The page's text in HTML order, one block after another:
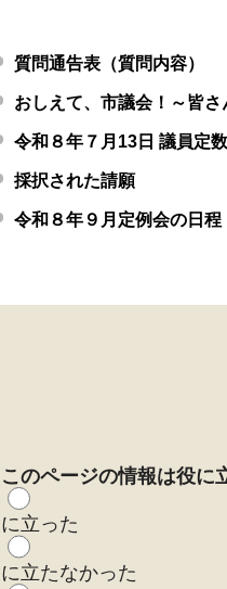
質問通告表（質問内容）
おしえて、市議会！～皆
令和８年７月13日 議員定
採択された請願
令和８年９月定例会の日程
このページの情報は役に
立った
立たなかった